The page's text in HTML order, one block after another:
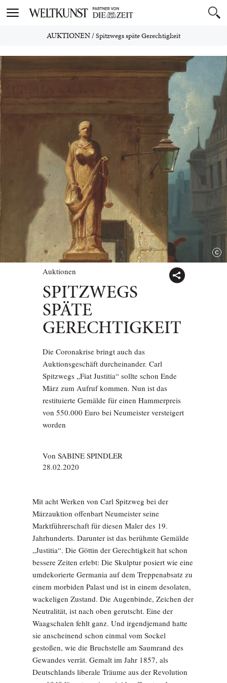
Toggle
AUKTIONEN/Spitzwegs späte Gerechtigkeit
Auktionen
SPITZWEGS
SPÄTE
GERECHTIGKEIT
Die Coronakrise bringt auch das
Auktionsgeschäft durcheinander. Carl
Spitzwegs „Fiat Justitia“ sollte schon Ende
März zum Aufruf kommen. Nun ist das
restituierte Gemälde für einen Hammerpreis
von 550.000 Euro bei Neumeister versteigert
worden
Von SABINE SPINDLER
28.02.2020
Mit acht Werken von Carl Spitzweg bei der
Märzauktion offenbart Neumeister seine
Marktführerschaft für diesen Maler des 19.
Jahrhunderts. Darunter ist das berühmte Gemälde
„Justitia“. Die Göttin der Gerechtigkeit hat schon
bessere Zeiten erlebt: Die Skulptur posiert wie eine
umdekorierte Germania auf dem Treppenabsatz zu
einem morbiden Palast und ist in einem desolaten,
wackeligen Zustand. Die Augenbinde, Zeichen der
Neu­tralität, ist nach oben gerutscht. Eine der
Waagschalen fehlt ganz. Und irgendjemand hatte
sie anscheinend schon einmal vom Sockel
gestoßen, wie die Bruchstelle am Saumrand des
Gewandes verrät. Gemalt im Jahr 1857, als
Deutschlands liberale Träume aus der Revolution